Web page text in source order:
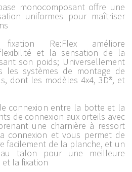
monocomposant offre une
uniformes pour maîtriser
Re:Flex améliore
et la sensation de la
son poids; Universellement
les systèmes de montage de
dont les modèles 4x4, 3D®, et
connexion entre la botte et la
de connexion aux orteils avec
une charnière à ressort
connexion et vous permet de
facilement de la planche, et un
talon pour une meilleure
la fixation